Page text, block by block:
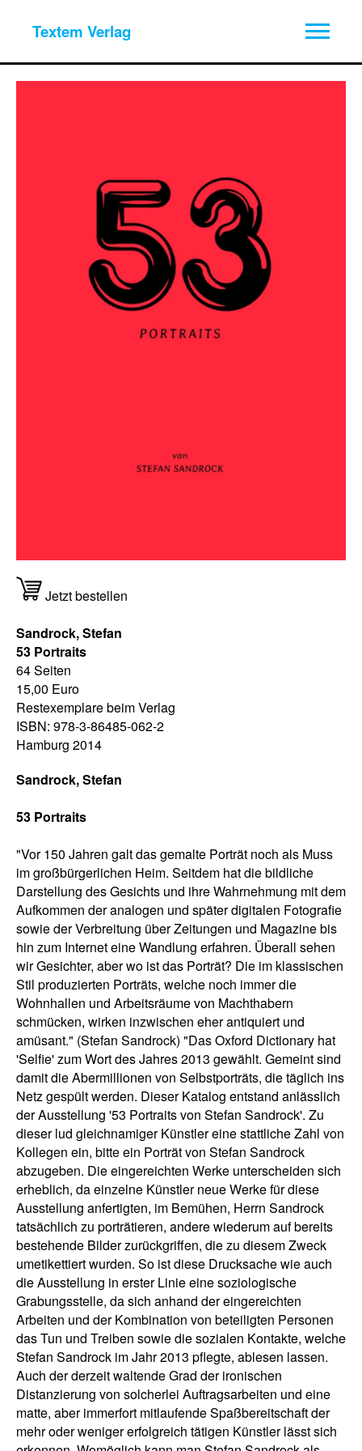
Textem Verlag
Sandrock, Stefan
53 Portraits
"Vor 150 Jahren galt das gemalte Porträt noch als Muss
im großbürgerlichen Heim. Seitdem hat die bildliche
Darstellung des Gesichts und ihre Wahrnehmung mit dem
Aufkommen der analogen und später digitalen Fotografie
sowie der Verbreitung über Zeitungen und Magazine bis
hin zum Internet eine Wandlung erfahren. Überall sehen
wir Gesichter, aber wo ist das Porträt? Die im klassischen
Stil produzierten Porträts, welche noch immer die
Wohnhallen und Arbeitsräume von Machthabern
schmücken, wirken inzwischen eher antiquiert und
amüsant." (Stefan Sandrock) "Das Oxford Dictionary hat
'Selfie' zum Wort des Jahres 2013 gewählt. Gemeint sind
damit die Abermillionen von Selbstporträts, die täglich ins
Netz gespült werden. Dieser Katalog entstand anlässlich
der Ausstellung '53 Portraits von Stefan Sandrock'. Zu
dieser lud gleichnamiger Künstler eine stattliche Zahl von
Kollegen ein, bitte ein Porträt von Stefan Sandrock
abzugeben. Die eingereichten Werke unterscheiden sich
erheblich, da einzelne Künstler neue Werke für diese
Ausstellung anfertigten, im Bemühen, Herrn Sandrock
tatsächlich zu porträtieren, andere wiederum auf bereits
bestehende Bilder zurückgriffen, die zu diesem Zweck
umetikettiert wurden. So ist diese Drucksache wie auch
die Ausstellung in erster Linie eine soziologische
Grabungsstelle, da sich anhand der eingereichten
Arbeiten und der Kombination von beteiligten Personen
das Tun und Treiben sowie die sozialen Kontakte, welche
Stefan Sandrock im Jahr 2013 pflegte, ablesen lassen.
Auch der derzeit waltende Grad der ironischen
Distanzierung von solcherlei Auftragsarbeiten und eine
matte, aber immerfort mitlaufende Spaßbereitschaft der
mehr oder weniger erfolgreich tätigen Künstler lässt sich
Jetzt bestellen
Sandrock, Stefan
53 Portraits
64 Seiten
15,00 Euro
Restexemplare beim Verlag
ISBN: 978-3-86485-062-2
Hamburg 2014